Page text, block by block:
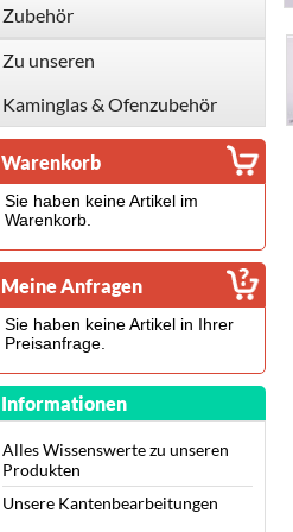
Zubehör
Zu unseren
Kaminglas & Ofenzubehör
Warenkorb
Sie haben keine Artikel im
Warenkorb.
Meine Anfragen
Sie haben keine Artikel in Ihrer
Preisanfrage.
Informationen
Alles Wissenswerte zu unseren
Produkten
Unsere Kantenbearbeitungen